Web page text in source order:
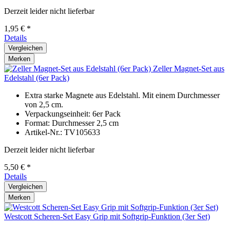
Derzeit leider nicht lieferbar
1,95 € *
Details
Vergleichen
Merken
Zeller Magnet-Set aus
Edelstahl (6er Pack)
Extra starke Magnete aus Edelstahl. Mit einem Durchmesser
von 2,5 cm.
Verpackungseinheit: 6er Pack
Format: Durchmesser 2,5 cm
Artikel-Nr.: TV105633
Derzeit leider nicht lieferbar
5,50 € *
Details
Vergleichen
Merken
Westcott Scheren-Set Easy Grip mit Softgrip-Funktion (3er Set)